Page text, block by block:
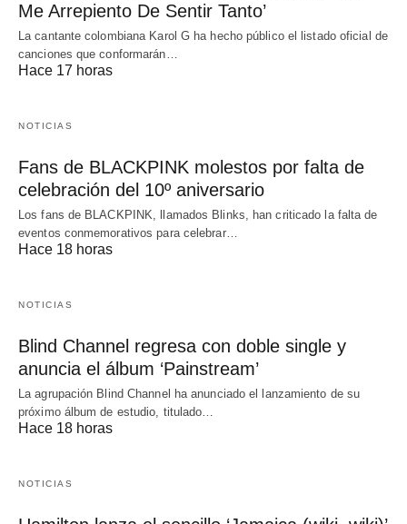
Me Arrepiento De Sentir Tanto’
La cantante colombiana Karol G ha hecho público el listado oficial de
canciones que conformarán…
Hace 17 horas
NOTICIAS
Fans de BLACKPINK molestos por falta de
celebración del 10º aniversario
Los fans de BLACKPINK, llamados Blinks, han criticado la falta de
eventos conmemorativos para celebrar…
Hace 18 horas
NOTICIAS
Blind Channel regresa con doble single y
anuncia el álbum ‘Painstream’
La agrupación Blind Channel ha anunciado el lanzamiento de su
próximo álbum de estudio, titulado…
Hace 18 horas
NOTICIAS